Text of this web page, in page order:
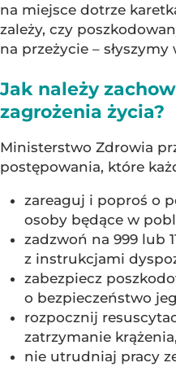
na miejsce dotrze
zależy, czy
na przeżycie –
Jak należy
zagrożenia życia?
Ministerstwo Zdrowia
postępowania, które
zareaguj i poproś o
osoby będące w
zadzwoń na 999 lub
z instrukcjami
zabezpiecz
o bezpieczeństwo
rozpocznij
zatrzymanie krążenia,
nie utrudniaj pracy